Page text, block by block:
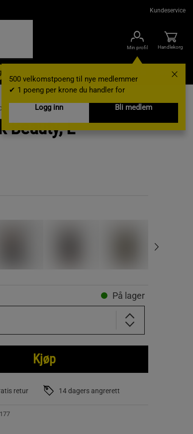
Kundeservice
Min profil
500 velkomstpoeng til nye medlemmer
✔ 1 poeng per krone du handler for
Logg inn
Bli medlem
Handlekorg
Gavekort
Beauty, L
På lager
Kjøp
retur 14 dagers angrerett